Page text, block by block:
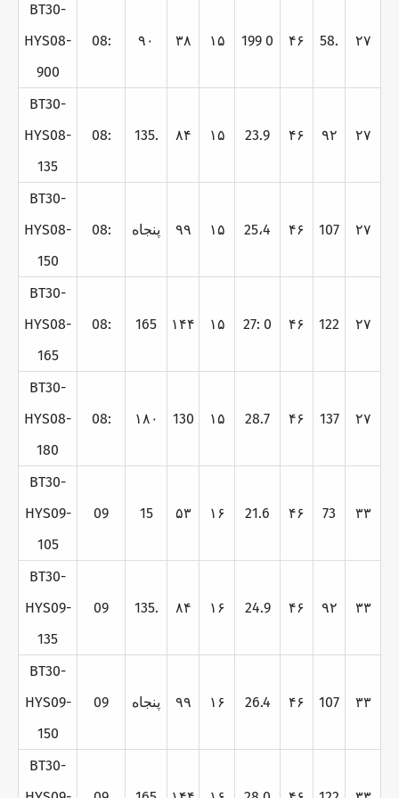
BT30-
HYS08-
900
08: ۹۰ ۳۸ ۱۵ 199 0 ۴۶ 58. ۲۷
BT30-
HYS08-
135
08: 135. ۸۴ ۱۵ 23.9 ۴۶ ۹۲ ۲۷
BT30-
HYS08-
150
08: پنجاه ۹۹ ۱۵ 25،4 ۴۶ 107 ۲۷
BT30-
HYS08-
165
08: 165 ۱۴۴ ۱۵ 27: 0 ۴۶ 122 ۲۷
BT30-
HYS08-
180
08: ۱۸۰ 130 ۱۵ 28.7 ۴۶ 137 ۲۷
BT30-
HYS09-
105
09 15 ۵۳ ۱۶ 21.6 ۴۶ 73 ۳۳
BT30-
HYS09-
135
09 135. ۸۴ ۱۶ 24.9 ۴۶ ۹۲ ۳۳
BT30-
HYS09-
150
09 پنجاه ۹۹ ۱۶ 26.4 ۴۶ 107 ۳۳
BT30-